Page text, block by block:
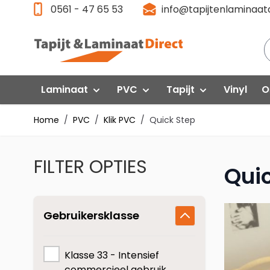
Ga direct door naar de inhoud
0561 - 47 65 53
Laminaat
Quick-Step
Meister
PVC
Floorlife VT Wonen
Vivafloors
Tapijt Vinyl
Home / PVC / Klik PVC / Quick Step
FILTER OPTIES
Gebruikersklasse
Klasse 33 - Intensief